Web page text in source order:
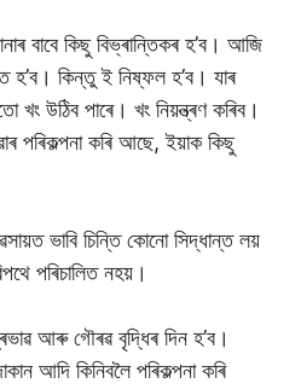
বাবে কিছু বিভ্ৰান্তিকৰ হ’ব। আজি
হ’ব। কিন্তু ই নিষ্ফল হ’ব। যাৰ
উঠিব পাৰে। খং নিয়ন্ত্ৰণ কৰিব।
পৰিকল্পনা কৰি আছে, ইয়াক কিছু
ভাবি চিন্তি কোনো সিদ্ধান্ত লয়
পৰিচালিত নহয়।
আৰু গৌৰৱ বৃদ্ধিৰ দিন হ’ব।
আদি কিনিবলৈ পৰিকল্পনা কৰি